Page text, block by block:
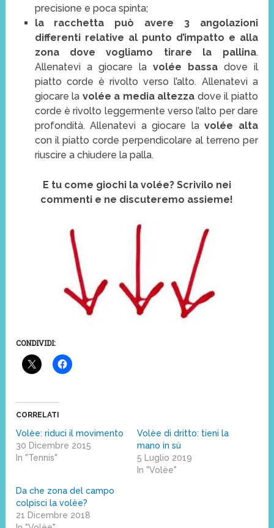
precisione e poca spinta;
la racchetta può avere 3 angolazioni
differenti relative al punto d’impatto e alla
zona dove vogliamo tirare la pallina.
Allenatevi a giocare la volée bassadove il
piatto corde è rivolto verso l’alto. Allenatevi a
giocare la volée a media altezza dove il piatto
corde è rivolto leggermente verso l’alto per dare
profondità. Allenatevi a giocare lavolée alta
con il piatto corde perpendicolare al terreno per
riuscire a chiudere la palla.
E tu come giochi la volée? Scrivilo nei
commenti e ne discuteremo assieme!
CONDIVIDI:
CORRELATI
Volèe: riduci il movimento
30 Dicembre 2015
In "Tennis"
Volèe di dritto: tieni la
mano in sù
5 Luglio 2019
In "Volèe"
Da che zona del campo
colpisci la volèe?
21 Dicembre 2018